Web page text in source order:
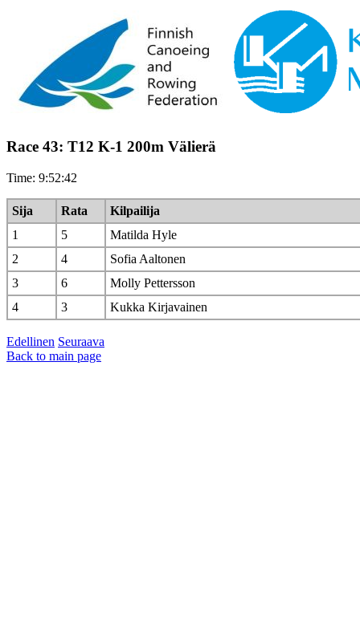
Race 43: T12 K-1 200m Välierä
Time: 9:52:42
Sija Rata
Kilpailija
1
5
Matilda Hyle
2
4
Sofia Aaltonen
3
6
Molly Pettersson
4
3 Kukka Kirjavainen
Edellinen Seuraava
Back to main page